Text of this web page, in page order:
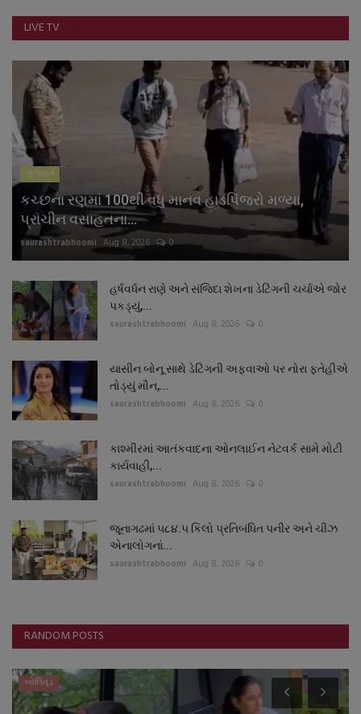
નાણાંકીય સમાચાર
સ્પોર્ટ્સ
રાશિફળ
ગુનાખોરી
બોલિવૂડ
સ્વાસ્થ્ય
LIVE TV
ગુજરાત
કચ્છના રણમાં 100થી વધુ માનવ હાડપિંજરો મળ્યા,
પ્રાચીન વસાહતના...
saurashtrabhoomi Aug 8, 2026 0
હર્ષવર્ધન રાણે અને સંજિદા શેખના ડેટિંગની ચર્ચાએ જોર
પકડ્યું,...
saurashtrabhoomi Aug 8, 2026 0
યાસીન બોનૂ સાથે ડેટિંગની અફવાઓ પર નોરા ફતેહીએ
તોડ્યું મૌન,...
saurashtrabhoomi Aug 8, 2026 0
કાશ્મીરમાં આતંકવાદના ઓનલાઈન નેટવર્ક સામે મોટી
કાર્યવાહી,...
saurashtrabhoomi Aug 8, 2026 0
જૂનાગઢમાં ૫૮૪.૫ કિલો પ્રતિબંધિત પનીર અને ચીઝ
એનાલોગનાં...
saurashtrabhoomi Aug 8, 2026 0
RANDOM POSTS
બોલિવૂડ